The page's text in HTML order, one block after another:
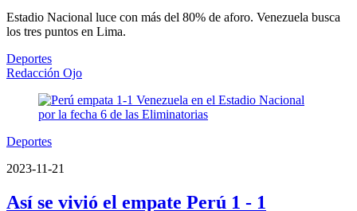
Estadio Nacional luce con más del 80% de aforo. Venezuela busca
los tres puntos en Lima.
Deportes
Redacción Ojo
Deportes
2023-11-21
Así se vivió el empate Perú 1 - 1